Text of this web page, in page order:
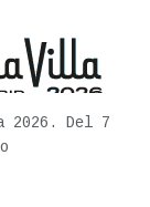
2026. Del 7